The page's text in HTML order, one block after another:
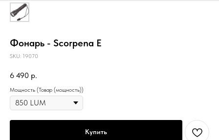
Фонарь - Scorpena E
SKU: 19070
6 490 р.
Мощность (Товар (мощность))
Купить